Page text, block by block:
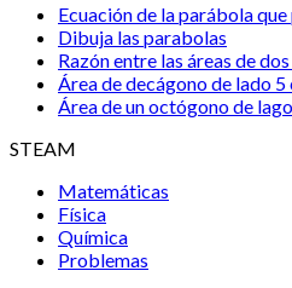
Ecuación de la parábola
Dibuja las parabolas
Razón entre las áreas de
Área de decágono de lado 5
Área de un octógono de
STEAM
Matemáticas
Física
Química
Problemas